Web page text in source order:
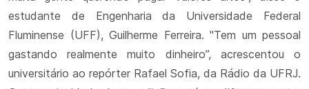
estudante de Engenharia da Universidade Federal
Fluminense (UFF), Guilherme Ferreira. "Tem um pessoal
gastando realmente muito dinheiro”, acrescentou o
universitário ao repórter Rafael Sofia, da Rádio da UFRJ.